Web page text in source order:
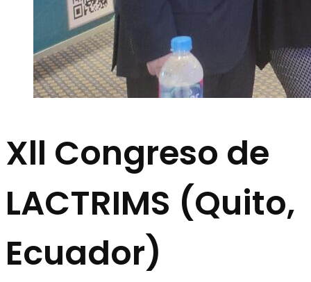
Xll Congreso de
LACTRIMS (Quito,
Ecuador)